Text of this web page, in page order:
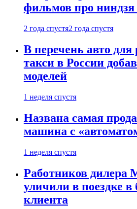
фильмов про ниндзя
2 года спустя2 года спустя
В перечень авто для
такси в России
моделей
1 неделя спустя
Названа самая
машина с
1 неделя спустя
Работников дилера
уличили в поездке в
клиента